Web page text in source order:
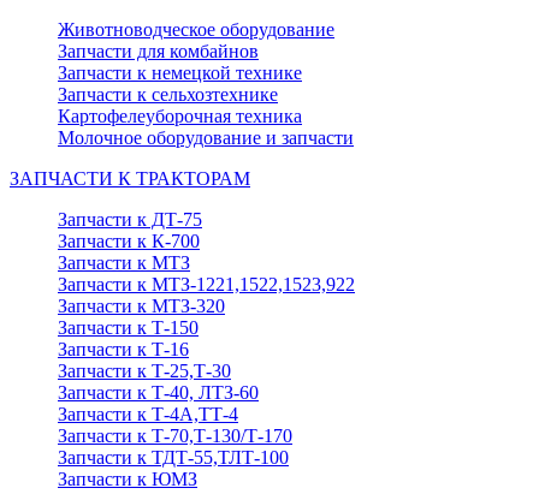
Животноводческое оборудование
Запчасти для комбайнов
Запчасти к немецкой технике
Запчасти к сельхозтехнике
Картофелеуборочная техника
Молочное оборудование и запчасти
ЗАПЧАСТИ К ТРАКТОРАМ
Запчасти к ДТ-75
Запчасти к К-700
Запчасти к МТЗ
Запчасти к МТЗ-1221,1522,1523,922
Запчасти к МТЗ-320
Запчасти к Т-150
Запчасти к Т-16
Запчасти к Т-25,Т-30
Запчасти к Т-40, ЛТЗ-60
Запчасти к Т-4А,ТТ-4
Запчасти к Т-70,Т-130/Т-170
Запчасти к ТДТ-55,ТЛТ-100
Запчасти к ЮМЗ